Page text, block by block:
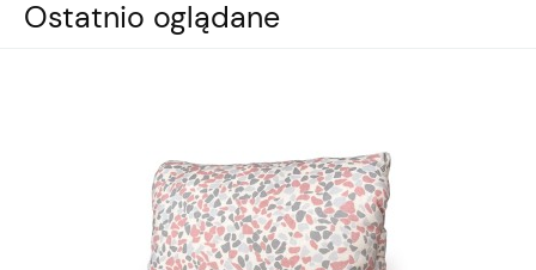
Ostatnio oglądane